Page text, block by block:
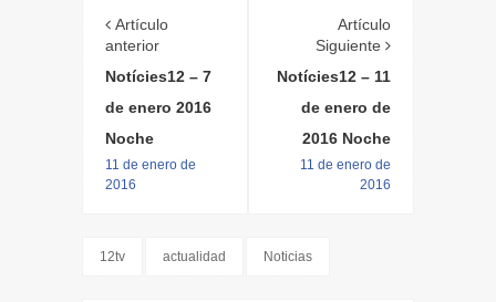
Artículo
anterior
Notícies12 – 7
de enero 2016
Noche
11 de enero de
2016
Artículo
Siguiente
Notícies12 – 11
de enero de
2016 Noche
11 de enero de
2016
12tv actualidad Noticias